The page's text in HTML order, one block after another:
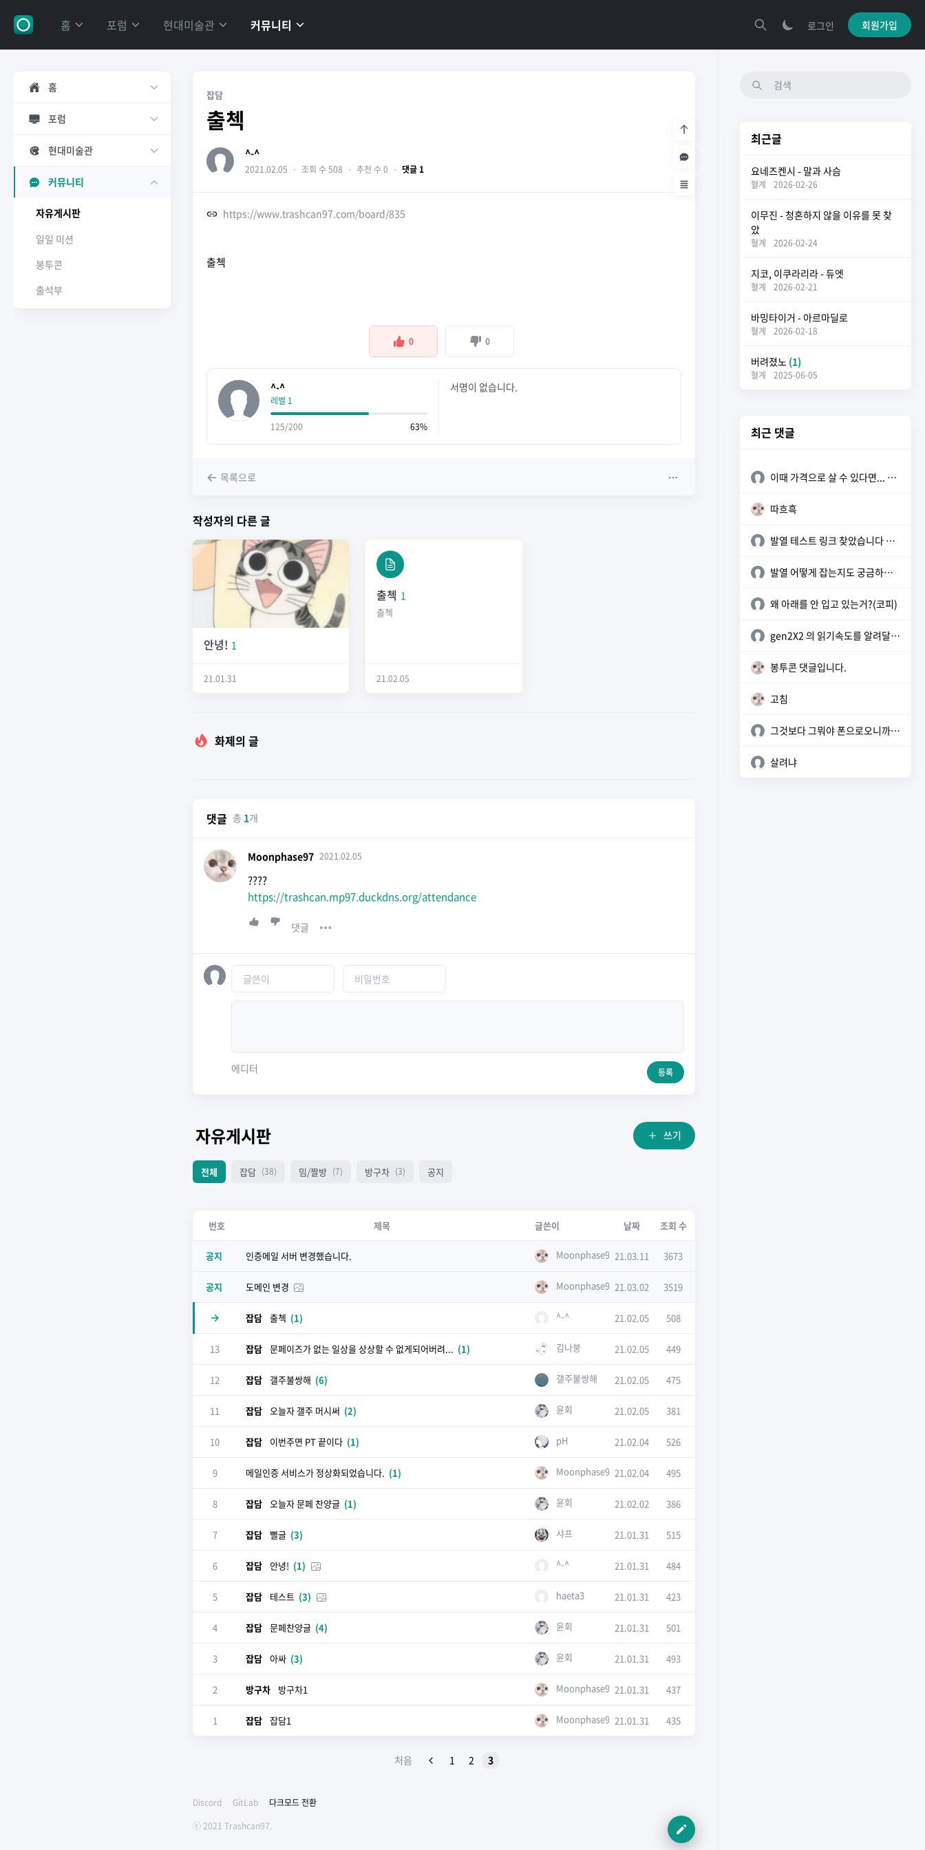
홈 포럼 현대미술관 커뮤니티 로그인 회원가입
홈
포럼
현대미술관
커뮤니티
자유게시판
일일 미션
봉투콘
출석부
잡담
출첵
^-^
2021.02.05 ・ 조회 수 508 ・ 추천 수 0 ・ 댓글 1
https://www.trashcan97.com/board/835
출첵
0 0
^-^
레벨 1
125/200 63%
서명이 없습니다.
목록으로
작성자의 다른 글
안녕! 1
21.01.31
출첵 1
출첵
21.02.05
화제의 글
댓글 총 1개
Moonphase97 2021.02.05
????
https://trashcan.mp97.duckdns.org/attendance
댓글
에디터 등록
자유게시판 쓰기
전체 잡담 (38) 밈/짤방 (7) 방구차 (3) 공지
번호 제목 글쓴이 날짜 조회 수
공지 인증메일 서버 변경했습니다. Moonphase97 21.03.11 3673
공지 도메인 변경 Moonphase97 21.03.02 3519
잡담 출첵 (1) ^-^ 21.02.05 508
13 잡담 문페이즈가 없는 일상을 상상할 수 없게되어버려... (1) 김나붕 21.02.05 449
12 잡담 갤주불쌍해 (6) 갤주불쌍해 21.02.05 475
11 잡담 오늘자 갤주 머시써 (2) 윤회 21.02.05 381
10 잡담 이번주면 PT 끝이다 (1) pH 21.02.04 526
9 메일인증 서비스가 정상화되었습니다. (1) Moonphase97 21.02.04 495
8 잡담 오늘자 문페 찬양글 (1) 윤회 21.02.02 386
7 잡담 뻘글 (3) 샤프 21.01.31 515
6 잡담 안녕! (1) ^-^ 21.01.31 484
5 잡담 테스트 (3) haeta3 21.01.31 423
4 잡담 문페찬양글 (4) 윤회 21.01.31 501
3 잡담 아싸 (3) 윤회 21.01.31 493
2 방구차 방구차1 Moonphase97 21.01.31 437
1 잡담 잡담1 Moonphase97 21.01.31 435
처음 1 2 3
Discord GitLab
다크모드 전환
ⓒ 2021 Trashcan97.
최근글
요네즈켄시 - 말과 사슴
혈계 2026-02-26
이무진 - 청혼하지 않을 이유를 못 찾
았
혈계 2026-02-24
지코, 이쿠라리라 - 듀엣
혈계 2026-02-21
바밍타이거 - 아르마딜로
혈계 2026-02-18
버려졌노 (1)
혈계 2025-06-05
최근 댓글
이때 가격으로 살 수 있다면... 참 좋을텐데
따흐흑
발열 테스트 링크 찾았습니다 참고하세요 https://sunyzero.tistory.c...
발열 어떻게 잡는지도 궁금하네요
왜 아래를 안 입고 있는거?(코피)
gen2X2 의 읽기속도를 알려달라!!!!! 밍
봉투콘 댓글입니다.
고침
그것보다 그뭐야 폰으로오니까 사이트 좀 이상한데?
살려냐